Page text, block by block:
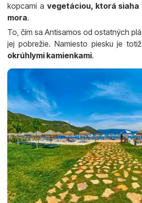
kopcami a vegetáciou, ktorá
mora.
To, čím sa Antisamos od ostatných
jej pobrežie. Namiesto piesku je
okrúhlymi kamienkami.